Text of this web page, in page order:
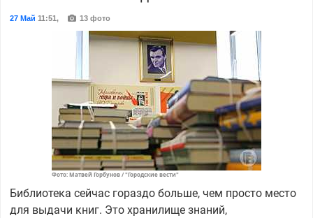
27 Май 11:51, 13 фото
Фото: Матвей Горбунов / "Городские вести"
Библиотека сейчас гораздо больше, чем просто место
для выдачи книг. Это хранилище знаний,